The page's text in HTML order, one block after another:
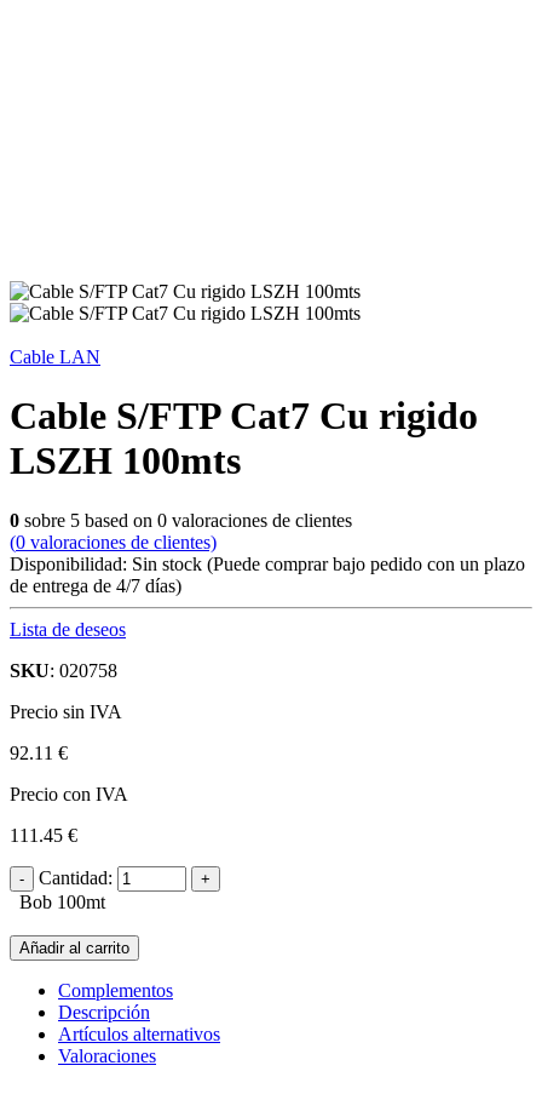
Cable LAN
Cable S/FTP Cat7 Cu rigido
LSZH 100mts
0 sobre 5 based on 0 valoraciones de clientes
(0 valoraciones de clientes)
Disponibilidad: Sin stock (Puede comprar bajo pedido con un plazo
de entrega de 4/7 días)
Lista de deseos
SKU: 020758
Precio sin IVA
92.11 €
Precio con IVA
111.45 €
Cantidad:
Bob 100mt
Añadir al carrito
Complementos
Descripción
Artículos alternativos
Valoraciones